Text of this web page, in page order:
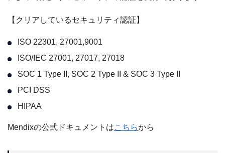
【クリアしているセキュリティ認証】
ISO 22301, 27001,9001
ISO/IEC 27001, 27017, 27018
SOC 1 Type II, SOC 2 Type II & SOC 3 Type II
PCI DSS
HIPAA
Mendixの公式ドキュメントはこちらから